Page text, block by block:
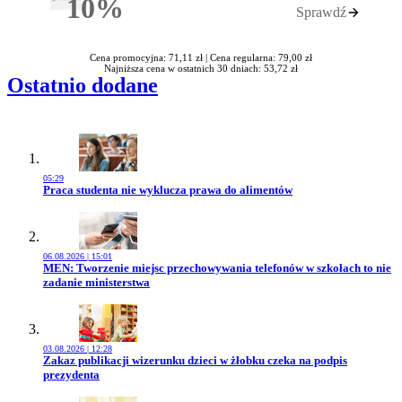
10%Rabatu Sprawdź
Cena promocyjna: 71,11 zł | Cena regularna: 79,00 zł
Najniższa cena w ostatnich 30 dniach: 53,72 zł
Ostatnio dodane
05:29
Przejdź do artykułu:
Praca studenta nie wyklucza prawa do alimentów
06.08.2026 | 15:01
Przejdź do artykułu:
MEN: Tworzenie miejsc przechowywania telefonów w szkołach to nie
zadanie ministerstwa
03.08.2026 | 12:28
Przejdź do artykułu:
Zakaz publikacji wizerunku dzieci w żłobku czeka na podpis
prezydenta